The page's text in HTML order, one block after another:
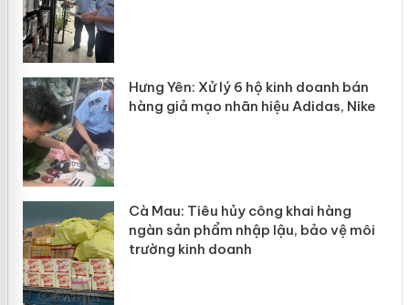
Hưng Yên: Xử lý 6 hộ kinh doanh bán
hàng giả mạo nhãn hiệu Adidas, Nike
Cà Mau: Tiêu hủy công khai hàng
ngàn sản phẩm nhập lậu, bảo vệ môi
trường kinh doanh